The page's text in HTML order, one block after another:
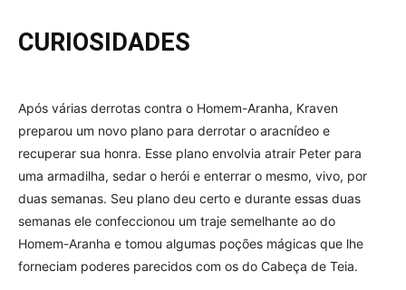
CURIOSIDADES
Após várias derrotas contra o Homem-Aranha, Kraven
preparou um novo plano para derrotar o aracnídeo e
recuperar sua honra. Esse plano envolvia atrair Peter para
uma armadilha, sedar o herói e enterrar o mesmo, vivo, por
duas semanas. Seu plano deu certo e durante essas duas
semanas ele confeccionou um traje semelhante ao do
Homem-Aranha e tomou algumas poções mágicas que lhe
forneciam poderes parecidos com os do Cabeça de Teia.